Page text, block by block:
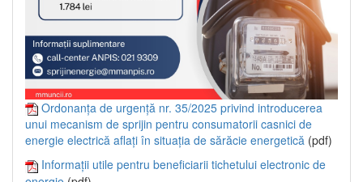
Ordonanța de urgență nr. 35/2025 privind introducerea
unui mecanism de sprijin pentru consumatorii casnici de
energie electrică aflați în situația de sărăcie energetică (pdf)
Informații utile pentru beneficiarii tichetului electronic de